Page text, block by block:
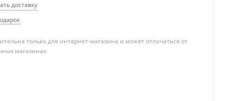
доставку
только для интернет-магазина и может отличаться от
магазинах